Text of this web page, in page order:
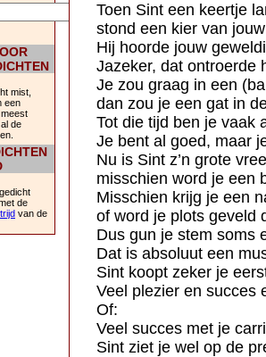
mist,
een
de
de
van de
Toen Sint een keertje
stond een kier van
Hij hoorde jouw
Jazeker, dat ontroerde
Je zou graag in een
dan zou je een gat in
Tot die tijd ben je vaak
Je bent al goed, maar
Nu is Sint z’n grote
misschien word je een
Misschien krijg je een
of word je plots geveld
Dus gun je stem soms
Dat is absoluut een
Sint koopt zeker je
Veel plezier en succes
Of:
Veel succes met je
Sint ziet je wel op de